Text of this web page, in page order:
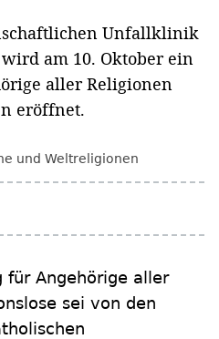
Unfallklinik
am 10. Oktober ein
aller Religionen
eröffnet.
und Weltreligionen
für Angehörige aller
sei von den